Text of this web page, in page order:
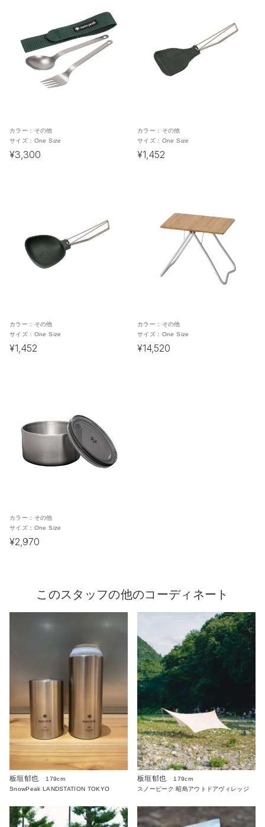
カラー： その他
サイズ： One Size
¥3,300
カラー： その他
サイズ： One Size
¥1,452
カラー： その他
サイズ： One Size
¥1,452
カラー： その他
サイズ： One Size
¥14,520
カラー： その他
サイズ： One Size
¥2,970
このスタッフの他のコーディネート
板垣郁也
179cm
SnowPeak LANDSTATION TOKYO
板垣郁也
179cm
スノーピーク 昭島アウトドアヴィレッジ